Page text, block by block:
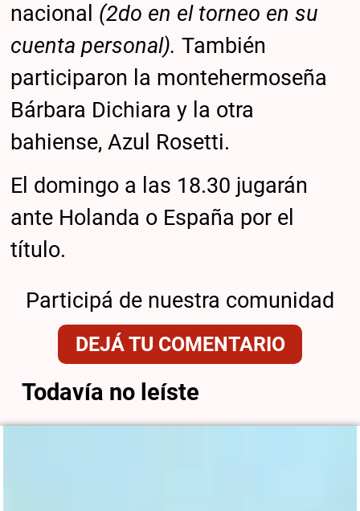
nacional (2do en el torneo en su
cuenta personal).También
participaron la montehermoseña
Bárbara Dichiara y la otra
bahiense, Azul Rosetti.
El domingo a las 18.30 jugarán
ante Holanda o España por el
título.
Participá de nuestra comunidad
DEJÁ TU COMENTARIO
Todavía no leíste